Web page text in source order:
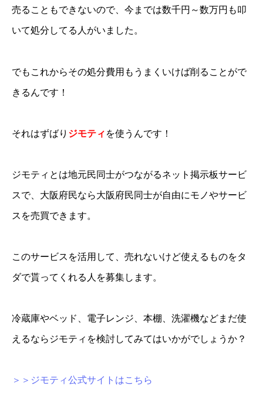
売ることもできないので、今までは数千円～数万円も叩
いて処分してる人がいました。
でもこれからその処分費用もうまくいけば削ることがで
きるんです！
それはずばり ジモティ を使うんです！
ジモティとは地元民同士がつながるネット掲示板サービ
スで、大阪府民なら大阪府民同士が自由にモノやサービ
スを売買できます。
このサービスを活用して、売れないけど使えるものをタ
ダで貰ってくれる人を募集します。
冷蔵庫やベッド、電子レンジ、本棚、洗濯機などまだ使
えるならジモティを検討してみてはいかがでしょうか？
＞＞ジモティ公式サイトはこちら